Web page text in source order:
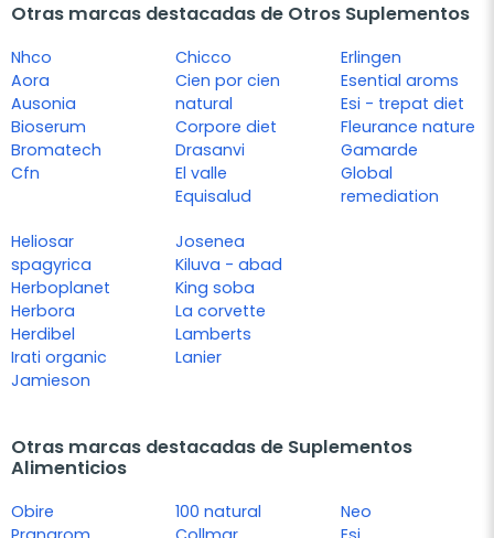
Otras marcas destacadas de Otros Suplementos
Nhco
Aora
Ausonia
Bioserum
Bromatech
Cfn
Chicco
Cien por cien
natural
Corpore diet
Drasanvi
El valle
Equisalud
Erlingen
Esential aroms
Esi - trepat diet
Fleurance nature
Gamarde
Global
remediation
Heliosar
spagyrica
Herboplanet
Herbora
Herdibel
Irati organic
Jamieson
Josenea
Kiluva - abad
King soba
La corvette
Lamberts
Lanier
Otras marcas destacadas de Suplementos
Alimenticios
Obire
100 natural
Neo